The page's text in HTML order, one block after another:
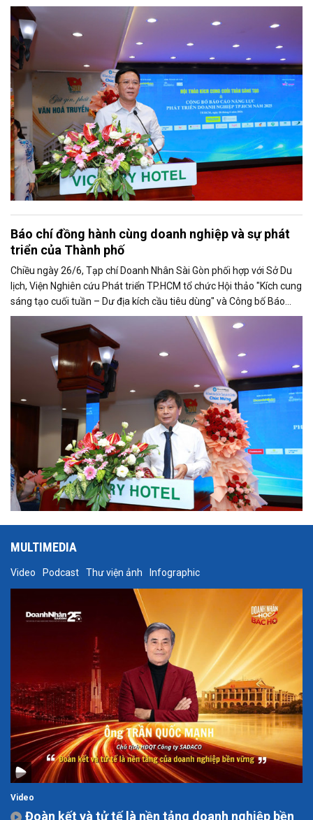
cáo năng lực phát triển doanh nghiệp TP.HCM năm 2025. Trân
trọng giới thiệu phát biểu của ông Nguyễn Ngọc Hồi - Phó Giám đốc
Sở Văn hoá - Thể thao TP.HCM tại Hội thảo.
Báo chí đồng hành cùng doanh nghiệp và sự phát
triển của Thành phố
Chiều ngày 26/6, Tạp chí Doanh Nhân Sài Gòn phối hợp với Sở Du
lịch, Viện Nghiên cứu Phát triển TP.HCM tổ chức Hội thảo "Kích cung
sáng tạo cuối tuần – Dư địa kích cầu tiêu dùng" và Công bố Báo
cáo năng lực phát triển doanh nghiệp TP.HCM năm 2025. Trân
trọng giới thiệu phát biểu của ông Trần Trọng Dũng - Phó Chủ tịch
Hội Nhà báo Việt Nam tại Hội thảo.
MULTIMEDIA
Video Podcast Thư viện ảnh Infographic
Video
Đoàn kết và tử tế là nền tảng doanh nghiệp bền